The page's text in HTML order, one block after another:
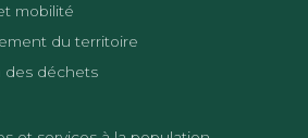
mobilité
du territoire
des déchets